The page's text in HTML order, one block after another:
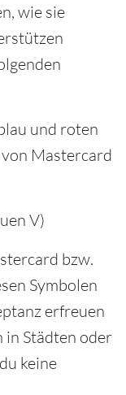
wie sie
und roten
Mastercard
V)
bzw.
Symbolen
erfreuen
in Städten oder
keine